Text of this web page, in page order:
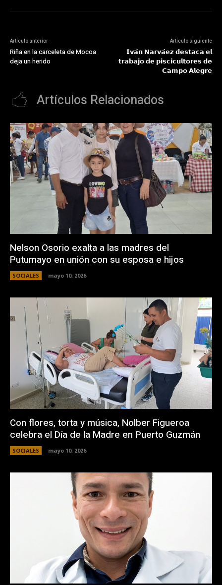
Artículo anterior
Riña en la carceleta de Mocoa
deja un herido
Artículo siguiente
𝗜𝘃𝗮́𝗻 𝗡𝗮𝗿𝘃𝗮́𝗲𝘇 𝗱𝗲𝘀𝘁𝗮𝗰𝗮 𝗲𝗹
𝘁𝗿𝗮𝗯𝗮𝗷𝗼 𝗱𝗲 𝗽𝗶𝘀𝗰𝗶𝗰𝘂𝗹𝘁𝗼𝗿𝗲𝘀 𝗱𝗲
𝗖𝗮𝗺𝗽𝗼 𝗔𝗹𝗲𝗴𝗿𝗲
Artículos Relacionados
Nelson Osorio exalta a las madres del
Putumayo en unión con su esposa e hijos
SOCIALES mayo 10, 2026
Con flores, torta y música, Nolber Figueroa
celebra el Día de la Madre en Puerto Guzmán
SOCIALES mayo 10, 2026